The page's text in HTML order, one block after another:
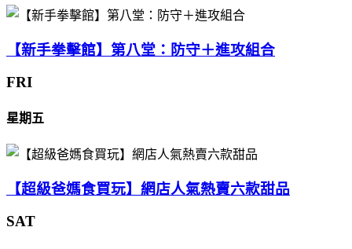
【新手拳擊館】第八堂：防守＋進攻組合
FRI
星期五
【超級爸媽食買玩】網店人氣熱賣六款甜品
SAT